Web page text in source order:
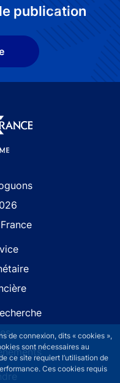
de connexion, dits « cookies »,
sont nécessaires au
ce site requiert l’utilisation de
Ces cookies requis
publication